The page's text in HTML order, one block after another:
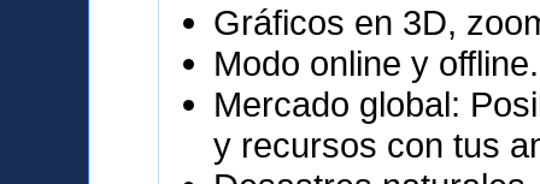
Gráficos en 3D,
Modo online y offline.
Mercado global:
y recursos con tus